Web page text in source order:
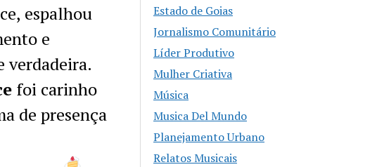
espalhou
e
verdadeira.
foi carinho
de presença
Estado de Goias
Jornalismo Comunitário
Líder Produtivo
Mulher Criativa
Música
Musica Del Mundo
Planejamento Urbano
Relatos Musicais